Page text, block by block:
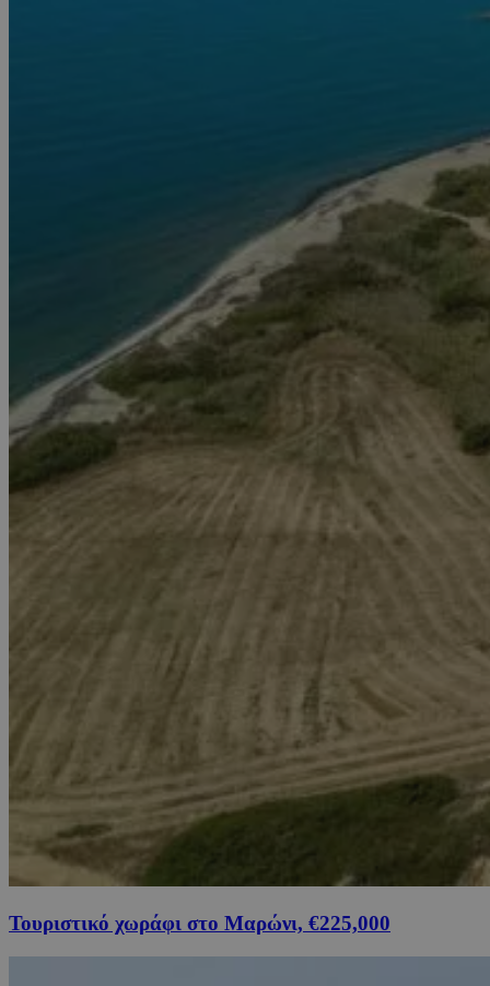
Τουριστικό χωράφι στο Μαρώνι, €225,000